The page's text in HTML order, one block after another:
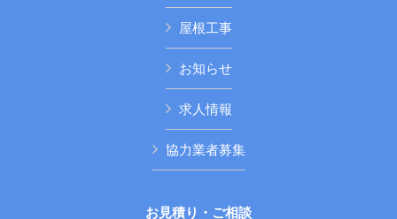
屋根工事
お知らせ
求人情報
協力業者募集
お見積り・ご相談